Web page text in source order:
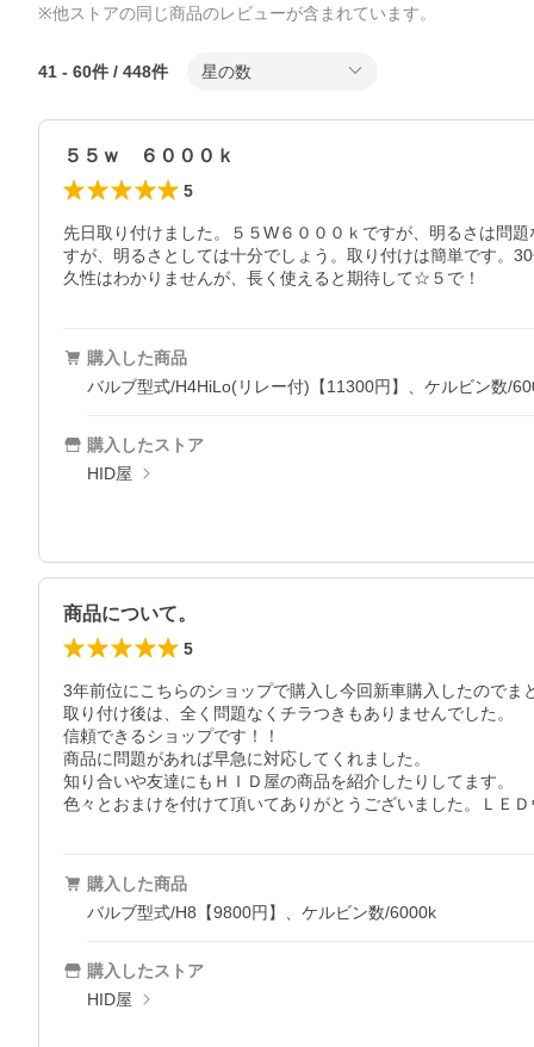
※他ストアの同じ商品のレビューが含まれています。
41 - 60件 / 448件 星の数
５５ｗ ６０００ｋ
5
先日取り付けました。５５W６０００ｋですが、明るさは問
すが、明るさとしては十分でしょう。取り付けは簡単です。
久性はわかりませんが、長く使えると期待して☆５で！
購入した商品
バルブ型式/H4HiLo(リレー付)【11300円】、ケルビン数/
購入したストア
HID屋
商品について。
5
3年前位にこちらのショップで購入し今回新車購入したので
取り付け後は、全く問題なくチラつきもありませんでした。
信頼できるショップです！！
商品に問題があれば早急に対応してくれました。
知り合いや友達にもＨＩＤ屋の商品を紹介したりしてます。
色々とおまけを付けて頂いてありがとうございました。ＬＥ
購入した商品
バルブ型式/H8【9800円】、ケルビン数/6000k
購入したストア
HID屋